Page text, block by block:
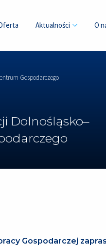
Aktualności O
Gospodarczego
Dolnośląsko–
Gospodarczej